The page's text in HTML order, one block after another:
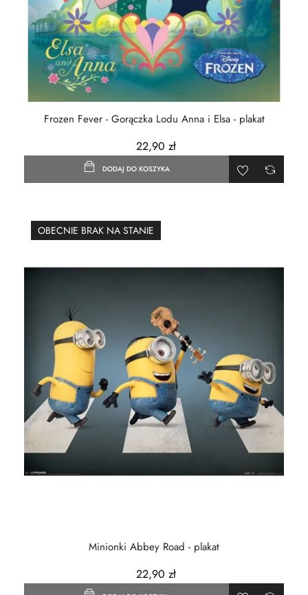
Frozen Fever - Gorączka Lodu Anna i Elsa - plakat
22,90 zł
DODAJ DO KOSZYKA
OBECNIE BRAK NA STANIE
Minionki Abbey Road - plakat
22,90 zł